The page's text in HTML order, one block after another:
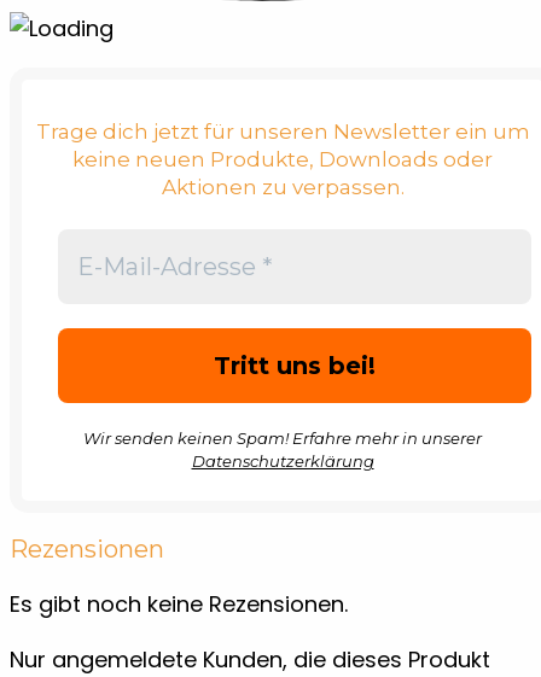
Trage dich jetzt für unseren Newsletter ein um
keine neuen Produkte, Downloads oder
Aktionen zu verpassen.
Wir senden keinen Spam! Erfahre mehr in unserer
Datenschutzerklärung
Rezensionen
Es gibt noch keine Rezensionen.
Nur angemeldete Kunden, die dieses Produkt